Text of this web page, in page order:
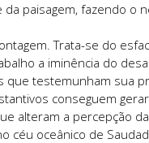
paisagem, fazendo o
Trata-se do
a iminência do
testemunham sua
conseguem
alteram a percepção
oceânico de